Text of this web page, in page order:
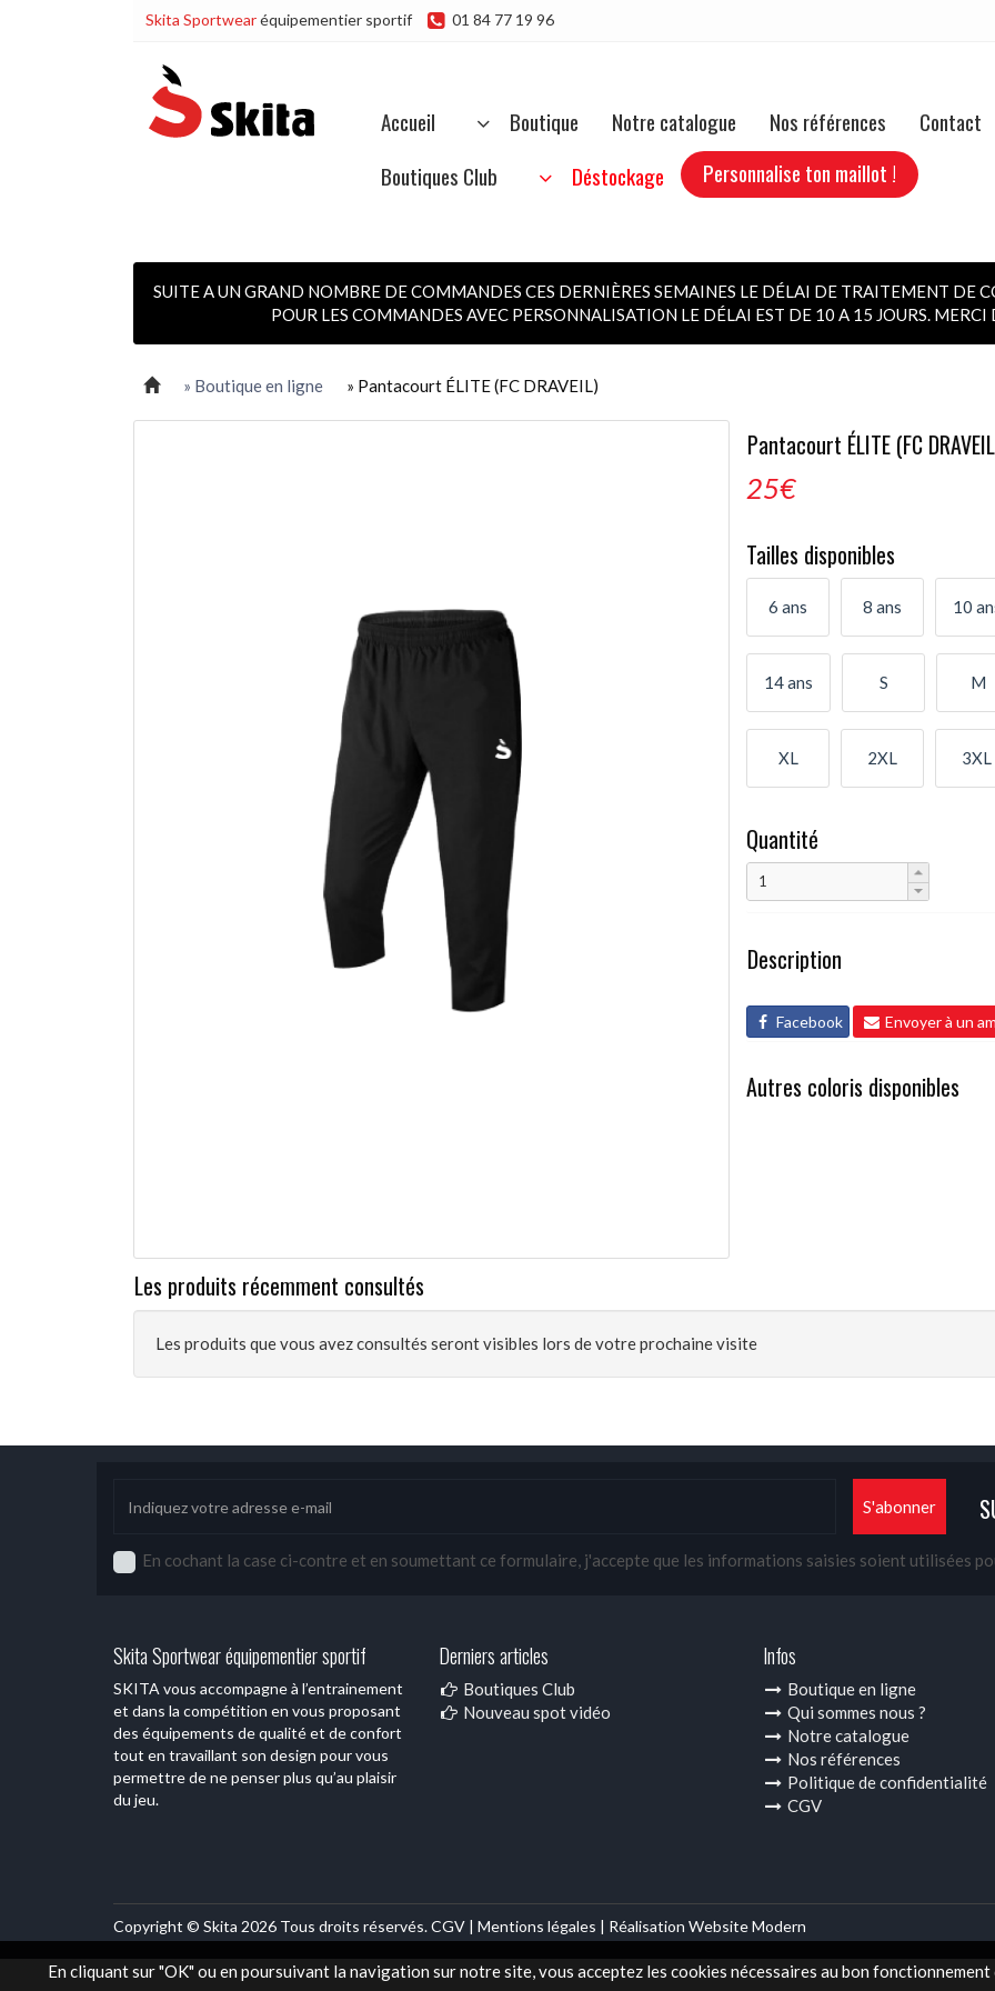
En cliquant sur "OK" ou en poursuivant la navigation sur notre site, vous acceptez les cookies nécessaires au bon
Skita Sportwearéquipementier sportif 01 84 77 19 96
Accueil Boutique Notre catalogue Nos références
Contact
Boutiques Club
Déstockage Personnalise ton maillot !
SUITE A UN GRAND NOMBRE DE COMMANDES CES DERNIÈRES SEMAINES LE DÉLAI DE TRAITEMENT DE
POUR LES COMMANDES AVEC PERSONNALISATION LE DÉLAI EST DE 10 A 15 JOURS.
» Boutique en ligne » Pantacourt ÉLITE (FC DRAVEIL)
Pantacourt ÉLITE (FC
25€
Tailles disponibles
6 ans 8 ans 10
14 ans S M
XL 2XL 3XL
Quantité
Description
Facebook Envoyer à un
Autres coloris disponibles
Les produits récemment consultés
Les produits que vous avez consultés seront visibles lors de votre prochaine visite
En cochant la case ci-contre et en soumettant ce formulaire, j'accepte que les informations saisies soient utilisées
Skita Sportwear équipementier sportif
SKITA vous accompagne à l’entrainement
et dans la compétition en vous proposant
des équipements de qualité et de confort
tout en travaillant son design pour vous
permettre de ne penser plus qu’au plaisir
du jeu.
Derniers articles
Boutiques Club
Nouveau spot vidéo
Infos
Boutique en ligne
Qui sommes nous ?
Notre catalogue
Nos références
Politique de confidentialité
CGV
Copyright © Skita 2026 Tous droits réservés.CGV | Mentions légales | Réalisation Website Modern